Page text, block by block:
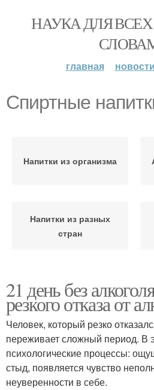
НАУКА ДЛЯ
главная новости
Спиртные
Напитки из организма
Напитки из разных
стран
21 день без
резкого отказа от
Человек, который резко
переживает сложный период. В
психологические процессы:
стыд, появляется чувство
неуверенности в себе.